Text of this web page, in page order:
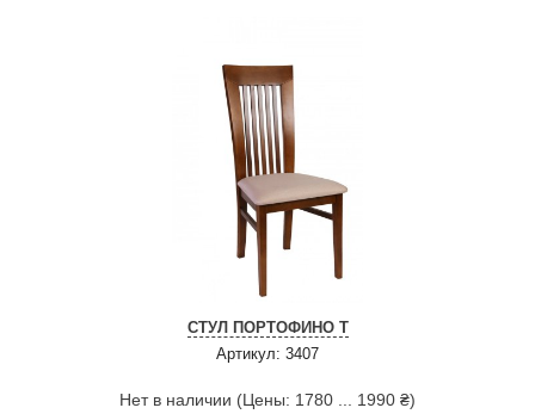
СТУЛ ПОРТОФИНО Т
Артикул: 3407
Нет в наличии (Цены: 1780 ... 1990 ₴)